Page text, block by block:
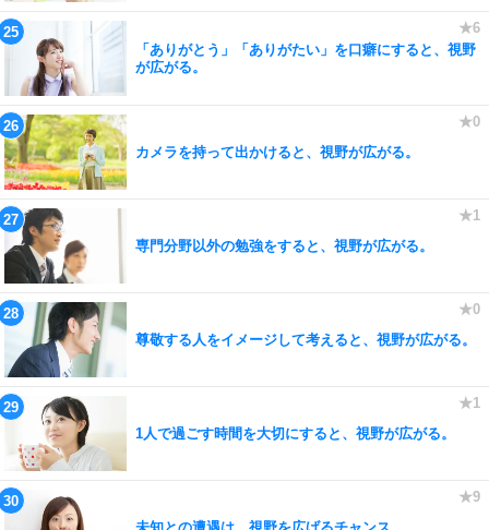
「ありがとう」「ありがたい」を口癖にすると、視野
が広がる。
カメラを持って出かけると、視野が広がる。
専門分野以外の勉強をすると、視野が広がる。
尊敬する人をイメージして考えると、視野が広がる。
1人で過ごす時間を大切にすると、視野が広がる。
未知との遭遇は、視野を広げるチャンス。